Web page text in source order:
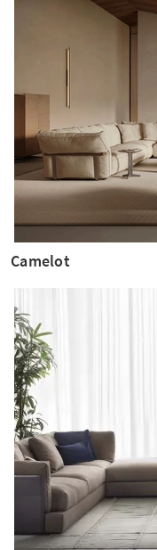
Camelot